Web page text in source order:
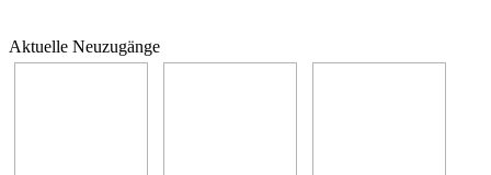
Aktuelle Neuzugänge